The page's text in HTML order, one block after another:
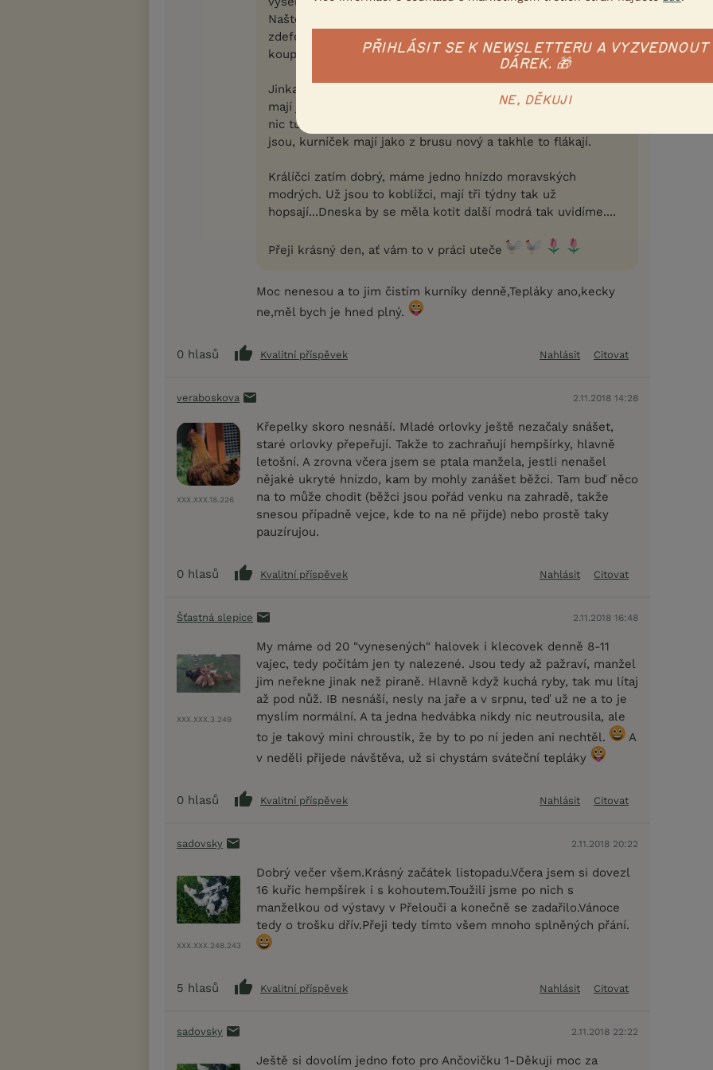
Naštěstí muž dojl do 10 min tak jsme ji rozebrali. Je trošku
zdeformovaná ale mohlo být hůř. Vymění se dvě tyčky a
koupí nový špagát a bude zase ok.
Jinka jak vám snášejí soudružky?? U nás je to ostuda. Holky
mají jedno či tři vejce denně. Žerou jak polskej zájezd a kde
nic tu nic. Přemýšlím jestli jim neprotáhnout den. Přepeřené
jsou, kurníček mají jako z brusu nový a takhle to flákají.
Králíčci zatím dobrý, máme jedno hnízdo moravských
modrých. Už jsou to koblížci, mají tři týdny tak už
hopsají...Dneska by se měla kotit další modrá tak uvidíme....
Přeji krásný den, ať vám to v práci uteče
Moc nenesou a to jim čistím kurníky denně,Tepláky ano,kecky
ne,měl bych je hned plný.
0 hlasů Kvalitní příspěvek Nahlásit Citovat
veraboskova 2.11.2018 14:28
XXX.XXX.18.226
Křepelky skoro nesnáší. Mladé orlovky ještě nezačaly snášet,
staré orlovky přepeřují. Takže to zachraňují hempšírky, hlavně
letošní. A zrovna včera jsem se ptala manžela, jestli nenašel
nějaké ukryté hnízdo, kam by mohly zanášet běžci. Tam buď něco
na to může chodit (běžci jsou pořád venku na zahradě, takže
snesou případně vejce, kde to na ně přijde) nebo prostě taky
pauzírujou.
0 hlasů Kvalitní příspěvek Nahlásit Citovat
Šťastná slepice 2.11.2018 16:48
XXX.XXX.3.249
My máme od 20 "vynesených" halovek i klecovek denně 8-11
vajec, tedy počítám jen ty nalezené. Jsou tedy až pažraví, manžel
jim neřekne jinak než piraně. Hlavně když kuchá ryby, tak mu lítaj
až pod nůž. IB nesnáší, nesly na jaře a v srpnu, teď už ne a to je
myslím normální. A ta jedna hedvábka nikdy nic neutrousila, ale
to je takový mini chroustík, že by to po ní jeden ani nechtěl.
A
v neděli přijede návštěva, už si chystám sváteční tepláky
0 hlasů Kvalitní příspěvek Nahlásit Citovat
sadovsky 2.11.2018 20:22
XXX.XXX.248.243
Dobrý večer všem.Krásný začátek listopadu.Včera jsem si dovezl
16 kuřic hempšírek i s kohoutem.Toužili jsme po nich s
manželkou od výstavy v Přelouči a konečně se zadařilo.Vánoce
tedy o trošku dřív.Přeji tedy tímto všem mnoho splněných přání.
5 hlasů Kvalitní příspěvek Nahlásit Citovat
sadovsky 2.11.2018 22:22
Ještě si dovolím jedno foto pro Ančovičku 1-Děkuji moc za
PŘIHLÁSIT SE K NEWSLETTERU A VYZVEDNOUT
DÁREK. 🎁
NE, DĚKUJI